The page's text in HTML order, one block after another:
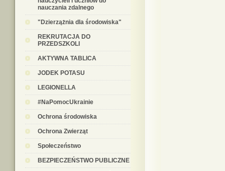
nauczania zdalnego
"Dzierzążnia dla środowiska"
REKRUTACJA DO
PRZEDSZKOLI
AKTYWNA TABLICA
JODEK POTASU
LEGIONELLA
#NaPomocUkrainie
Ochrona środowiska
Ochrona Zwierząt
Społeczeństwo
BEZPIECZEŃSTWO PUBLICZNE